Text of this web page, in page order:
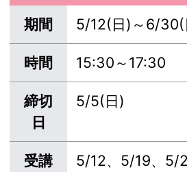
期間 5/12(日)～6/30(
時間 15:30～17:30
締切
日
5/5(日)
受講
5/12、5/19、5/